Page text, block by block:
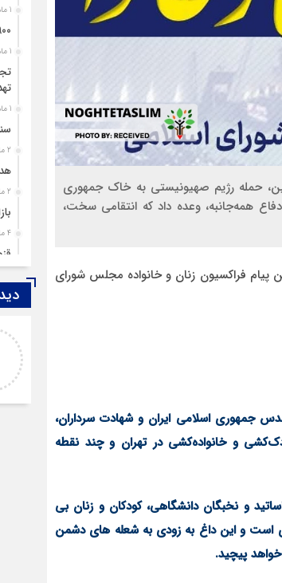
حمله رژیم صهیونیستی به خاک جمهوری
همه‌جانبه، وعده داد که انتقامی سخت،
پیام فراکسیون زنان و خانواده مجلس شورای
جمهوری اسلامی ایران و شهادت سرداران،
و خانواده‌کشی در تهران و چند نقطه
و نخبگان دانشگاهی، کودکان و زنان بی
است و این داغ به زودی به شعله های دشمن
پیچید.
1 ماه قبل
۹۰۰ پرونده برای
1 ماه قبل
1 ماه قبل
2 ماه قبل
2 ماه قبل
4 ماه قبل
قزوین ۱۴۰۴،